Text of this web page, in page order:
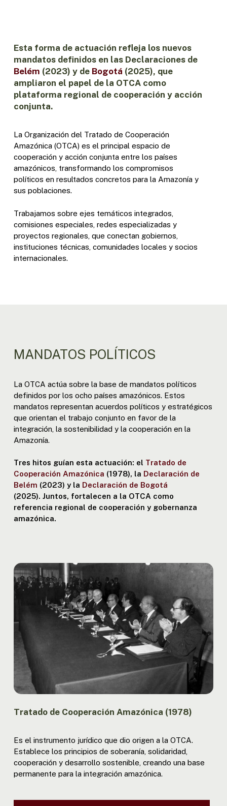
La Organización del Tratado de Cooperación
Amazónica (OTCA) es el principal espacio de
cooperación y acción conjunta entre los países
amazónicos, transformando los compromisos
políticos en resultados concretos para la Amazonía y
sus poblaciones.
Trabajamos sobre ejes temáticos integrados,
comisiones especiales, redes especializadas y
proyectos regionales, que conectan gobiernos,
instituciones técnicas, comunidades locales y socios
internacionales.
Esta forma de actuación refleja los nuevos
mandatos definidos en las Declaraciones de
Belém (2023) y de Bogotá (2025), que
ampliaron el papel de la OTCA como
plataforma regional de cooperación y acción
conjunta.
MANDATOS POLÍTICOS
La OTCA actúa sobre la base de mandatos políticos
definidos por los ocho países amazónicos. Estos
mandatos representan acuerdos políticos y estratégicos
que orientan el trabajo conjunto en favor de la
integración, la sostenibilidad y la cooperación en la
Amazonía.
Tres hitos guían esta actuación: el Tratado de
Cooperación Amazónica (1978), la Declaración de
Belém (2023) y la Declaración de Bogotá
(2025). Juntos, fortalecen a la OTCA como
referencia regional de cooperación y gobernanza
amazónica.
Tratado de Cooperación Amazónica (1978)
Es el instrumento jurídico que dio origen a la OTCA.
Establece los principios de soberanía, solidaridad,
cooperación y desarrollo sostenible, creando una base
permanente para la integración amazónica.